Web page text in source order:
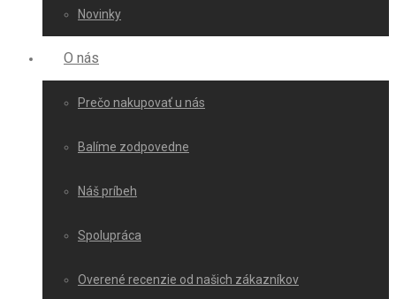
Novinky
O nás
Prečo nakupovať u nás
Balíme zodpovedne
Náš príbeh
Spolupráca
Overené recenzie od našich zákazníkov